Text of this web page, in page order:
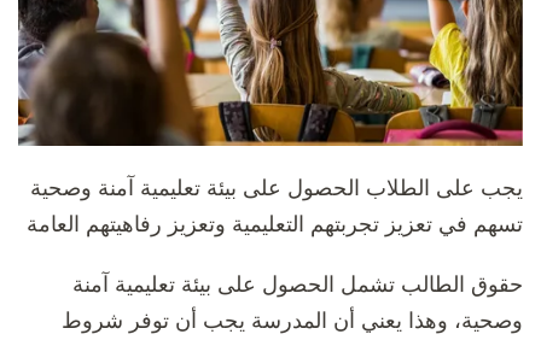
يجب على الطلاب الحصول على بيئة تعليمية آمنة وصحية
تسهم في تعزيز تجربتهم التعليمية وتعزيز رفاهيتهم العامة
حقوق الطالب تشمل الحصول على بيئة تعليمية آمنة
وصحية، وهذا يعني أن المدرسة يجب أن توفر شروط